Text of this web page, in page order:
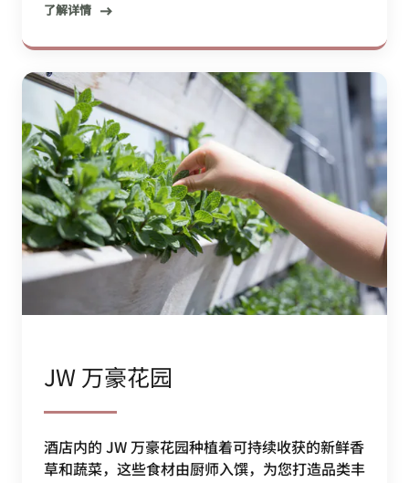
了解详情
JW 万豪花园
酒店内的 JW 万豪花园种植着可持续收获的新鲜香
草和蔬菜，这些食材由厨师入馔，为您打造品类丰